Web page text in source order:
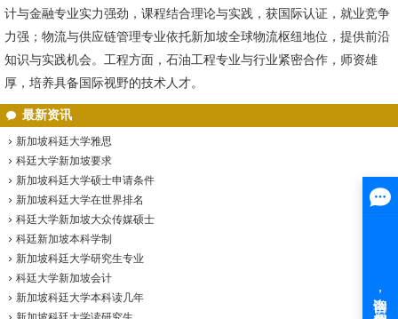
计与金融专业实力强劲，课程结合理论与实践，获国际认证，就业竞争
力强；物流与供应链管理专业依托新加坡全球物流枢纽地位，提供前沿
知识与实践机会。工程方面，石油工程专业与行业紧密合作，师资雄
厚，培养具备国际视野的技术人才。
最新资讯
新加坡科廷大学雅思
科廷大学新加坡要求
新加坡科廷大学硕士申请条件
新加坡科廷大学在世界排名
科廷大学新加坡大众传媒硕士
科廷新加坡本科学制
新加坡科廷大学研究生专业
科廷大学新加坡会计
新加坡科廷大学本科读几年